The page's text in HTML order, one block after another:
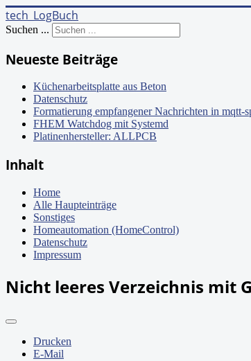
tech_LogBuch
Suchen ...
Neueste Beiträge
Küchenarbeitsplatte aus Beton
Datenschutz
Formatierung empfangener Nachrichten in mqtt-
FHEM Watchdog mit Systemd
Platinenhersteller: ALLPCB
Inhalt
Home
Alle Haupteinträge
Sonstiges
Homeautomation (HomeControl)
Datenschutz
Impressum
Nicht leeres Verzeichnis mit
Drucken
E-Mail